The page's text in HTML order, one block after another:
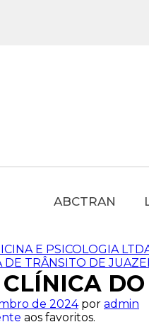
ABCTRAN
E PSICOLOGIA
DE TRÂNSITO DE
de 2024 por admin
aos favoritos.